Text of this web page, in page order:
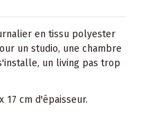
en tissu polyester
un studio, une chambre
un living pas trop
17 cm d'épaisseur.